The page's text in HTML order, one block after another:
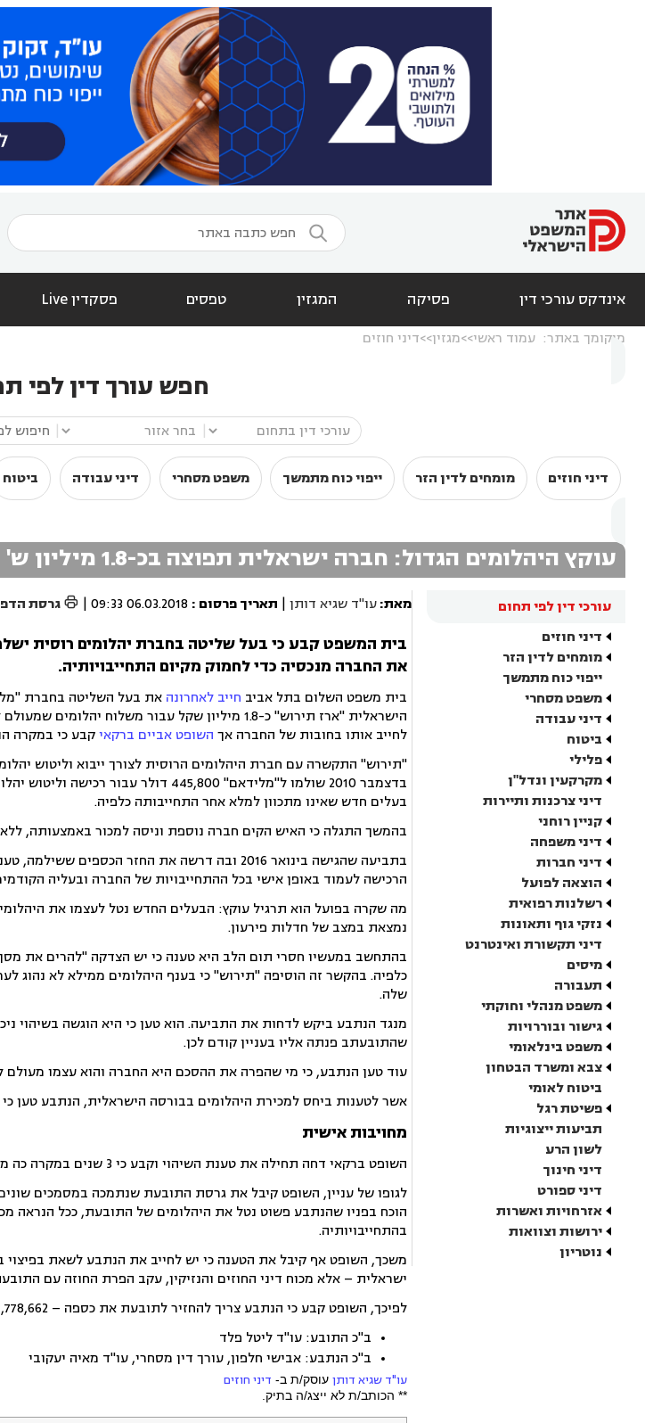

אינדקס עורכי דין פסיקה המגזין טפסים פסקדין Live
מיקומך באתר: עמוד ראשי מגזין דיני חוזים
חפש עורך דין לפי
דיני חוזים מומחים לדין הזר ייפוי כוח מתמשך משפט מסחרי דיני עבודה ביטוח
עוקץ היהלומים הגדול: חברה ישראלית תפוצה בכ-1.8 מיליון ש'
עורכי דין לפי תחום
דיני חוזים
מומחים לדין הזר
ייפוי כוח מתמשך
משפט מסחרי
דיני עבודה
ביטוח
פלילי
מקרקעין ונדל"ן
דיני צרכנות ותיירות
קניין רוחני
דיני משפחה
דיני חברות
הוצאה לפועל
רשלנות רפואית
נזקי גוף ותאונות
דיני תקשורת ואינטרנט
מיסים
תעבורה
משפט מנהלי וחוקתי
גישור ובוררויות
משפט בינלאומי
צבא ומשרד הבטחון
ביטוח לאומי
פשיטת רגל
תביעות ייצוגיות
לשון הרע
דיני חינוך
דיני ספורט
אזרחויות ואשרות
ירושות וצוואות
נוטריון
מאת:עו"ד שגיא דותן | תאריך פרסום :
06.03.2018 09:33
|
 גרסת
בית המשפט קבע כי בעל שליטה בחברת יהלומים רוסית
את החברה מנכסיה כדי לחמוק מקיום התחייבויותיה.
בית משפט השלום בתל אביב חייב לאחרונה את בעל השליטה בחברת
הישראלית "ארז תירוש" כ-1.8 מיליון שקל עבור משלוח
לחייב אותו בחובות של החברה אך השופט אביים ברקאיקבע כי במקרה
"תירוש" התקשרה עם חברת היהלומים הרוסית לצורך ייבוא וליטוש
בדצמבר 2010 שולמו ל"מלידאם" 445,800
בעלים חדש שאינו מתכוון למלא אחר התחייבותה כלפיה.
בהמשך התגלה כי האיש הקים חברה נוספת וניסה למכור באמצעותה, ללא
בתביעה שהגישה בינואר 2016 ובה דרשה את החזר
הרכישה לעמוד באופן אישי בכל ההתחייבויות של החברה ובעליה
מה שקרה בפועל הוא תרגיל עוקץ: הבעלים החדש נטל לעצמו את
נמצאת במצב של חדלות פירעון.
בהתחשב במעשיו חסרי תום הלב היא טענה כי יש הצדקה "להרים את מסך
כלפיה. בהקשר זה הוסיפה "תירוש" כי בענף היהלומים ממילא לא נהוג
שלה.
שהתובעתב פנתה אליו בעניין קודם לכן.
עוד טען הנתבע, כי מי שהפרה את ההסכם היא החברה והוא עצמו מעולם
אשר לטענות ביחס למכירת היהלומים בבורסה הישראלית, הנתבע טען כי
מחויבות אישית
השופט ברקאי דחה תחילה את טענת השיהוי וקבע כי 3 שנים במקרה כה מורכב לא נחשבות לתקופת זמן ארוכה.
לגופו של עניין, השופט קיבל את גרסת התובעת שנתמכה במסמכים
הוכח בפניו שהנתבע פשוט נטל את היהלומים של התובעת, ככל הנראה
בהתחייבויותיה.
משכך, השופט אף קיבל את הטענה כי יש לחייב את הנתבע לשאת
ישראלית – אלא מכוח דיני החוזים והנזיקין, עקב הפרת החוזה עם
לפיכך, השופט קבע כי הנתבע צריך להחזיר לתובעת את כספה – 1,778,662 שקלים (445,800 דולר) – בנוסף להוצאות משפט בסך 30,000 שקלים.
ב"כ התובע: עו"ד ליטל פלד
ב"כ הנתבע: אבישי חלפון, עורך דין מסחרי, עו"ד מאיה יעקובי
עו"ד שגיא דותן עוסק/ת ב- דיני חוזים
** הכותב/ת לא ייצג/ה בתיק.